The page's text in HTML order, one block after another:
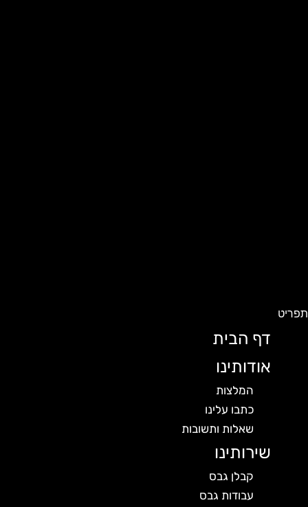
דף הבית
אודותינו
המלצות
כתבו עלינו
שאלות ותשובות
שירותינו
קבלן גבס
עבודות גבס